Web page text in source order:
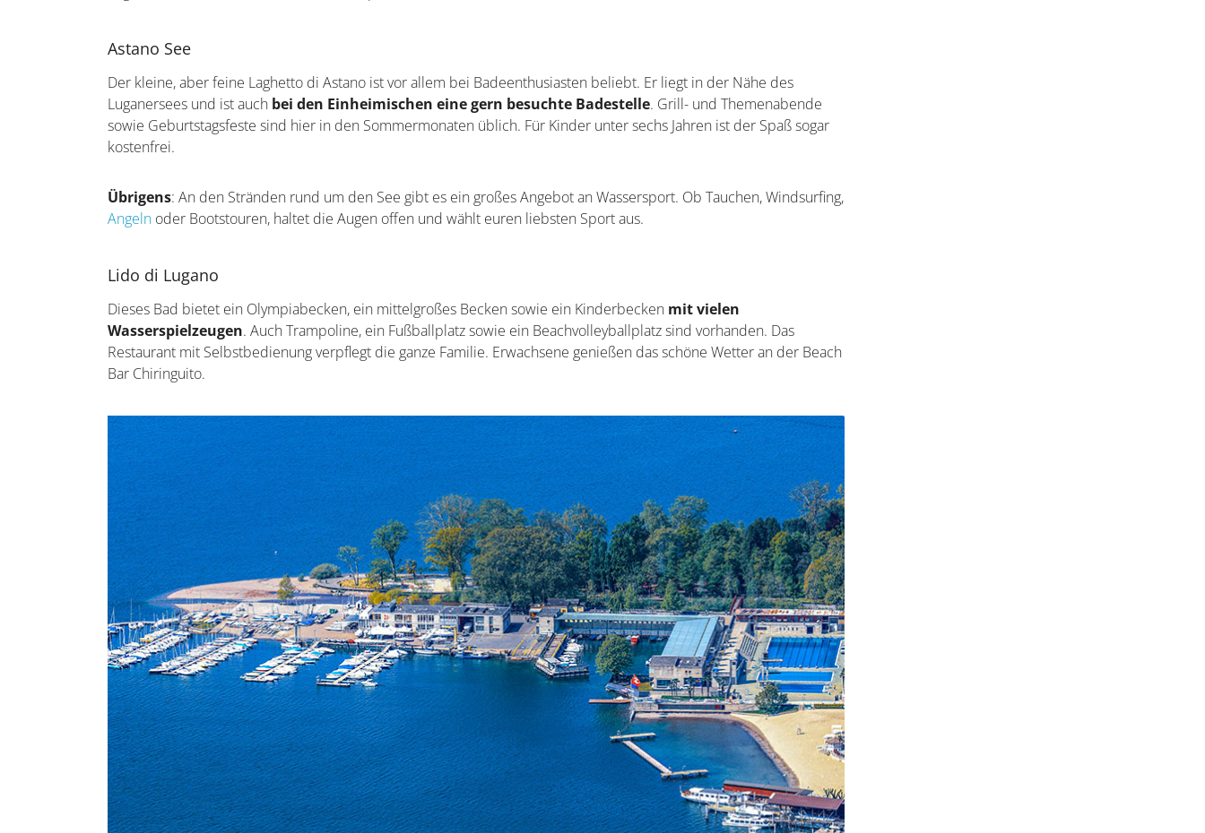
Astano See
Der kleine, aber feine Laghetto di Astano ist vor allem bei Badeenthusiasten beliebt. Er liegt in der Nähe des
Luganersees und ist auch bei den Einheimischen eine gern besuchte Badestelle. Grill- und Themenabende
sowie Geburtstagsfeste sind hier in den Sommermonaten üblich. Für Kinder unter sechs Jahren ist der Spaß sogar
kostenfrei.
Übrigens: An den Stränden rund um den See gibt es ein großes Angebot an Wassersport. Ob Tauchen, Windsurfing,
Angeln oder Bootstouren, haltet die Augen offen und wählt euren liebsten Sport aus.
Lido di Lugano
Dieses Bad bietet ein Olympiabecken, ein mittelgroßes Becken sowie ein Kinderbecken mit vielen
Wasserspielzeugen. Auch Trampoline, ein Fußballplatz sowie ein Beachvolleyballplatz sind vorhanden. Das
Restaurant mit Selbstbedienung verpflegt die ganze Familie. Erwachsene genießen das schöne Wetter an der Beach
Bar Chiringuito.